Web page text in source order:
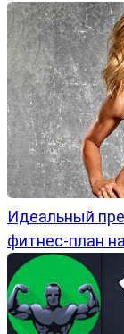
Идеальный
фитнес-план